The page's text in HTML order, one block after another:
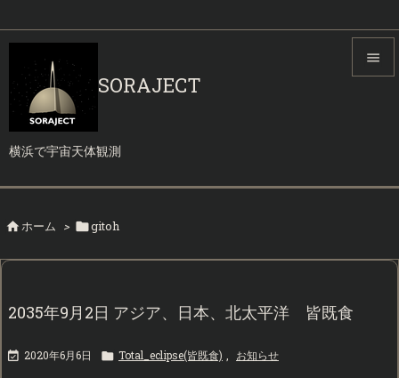
SORAJECT
横浜で宇宙天体観測


ホーム > gitoh
2035年9月2日 アジア、日本、北太平洋 皆既食
 2020年6月6日  Total_eclipse(皆既食) お知らせ